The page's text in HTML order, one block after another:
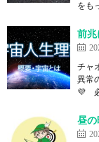
をも
前
チャ
異常
💜
昼の